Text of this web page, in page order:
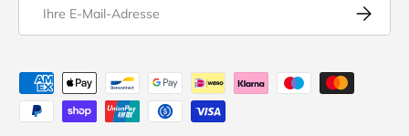
Akzeptierte Zahlungsmethoden